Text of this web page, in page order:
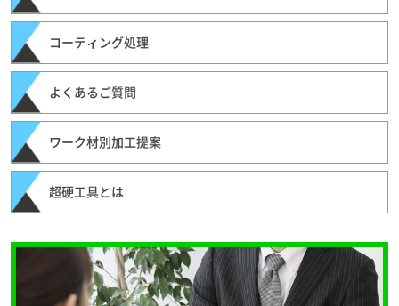
コーティング処理
よくあるご質問
ワーク材別加工提案
超硬工具とは